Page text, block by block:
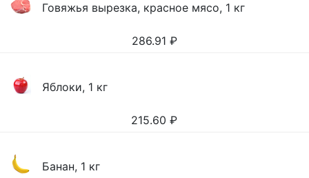
Говяжья вырезка, красное мясо, 1 кг
286.91 ₽
Яблоки, 1 кг
215.60 ₽
Банан, 1 кг